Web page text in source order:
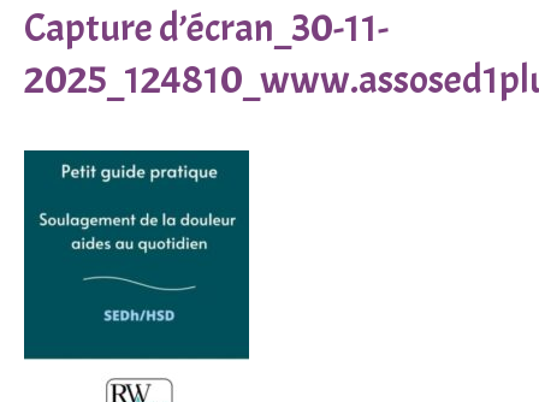
Capture d’écran_30-11-